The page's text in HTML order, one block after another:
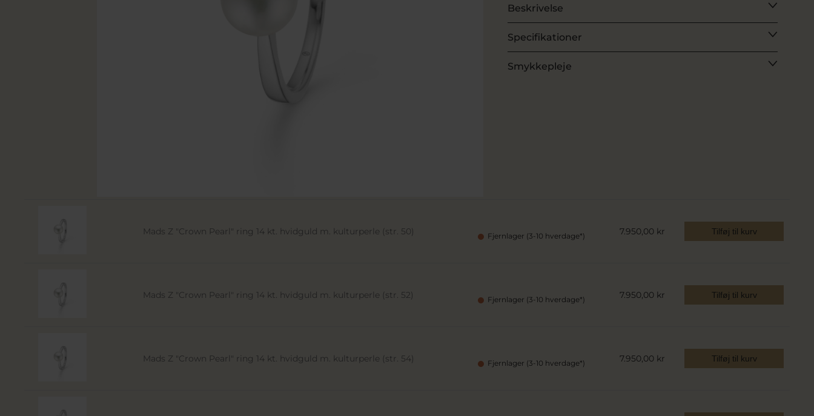
Beskrivelse
Specifikationer
Smykkepleje
Mads Z "Crown Pearl" ring 14 kt. hvidguld m. kulturperle (str. 50) Fjernlager (3-10 hverdage*) 7.950,00 kr Tilføj til kurv
Mads Z "Crown Pearl" ring 14 kt. hvidguld m. kulturperle (str. 52) Fjernlager (3-10 hverdage*) 7.950,00 kr Tilføj til kurv
Mads Z "Crown Pearl" ring 14 kt. hvidguld m. kulturperle (str. 54) Fjernlager (3-10 hverdage*) 7.950,00 kr Tilføj til kurv